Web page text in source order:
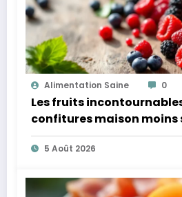
Alimentation Saine 0
Les fruits
confitures maison moins
plus légères
5 Août 2026